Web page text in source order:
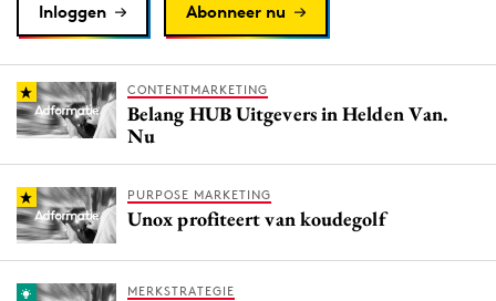
Reputatie & crisis
Inloggen Abonneer nu
CONTENTMARKETING
Belang HUB Uitgevers in Helden Van.
Nu
PURPOSE MARKETING
Unox profiteert van koudegolf
MERKSTRATEGIE